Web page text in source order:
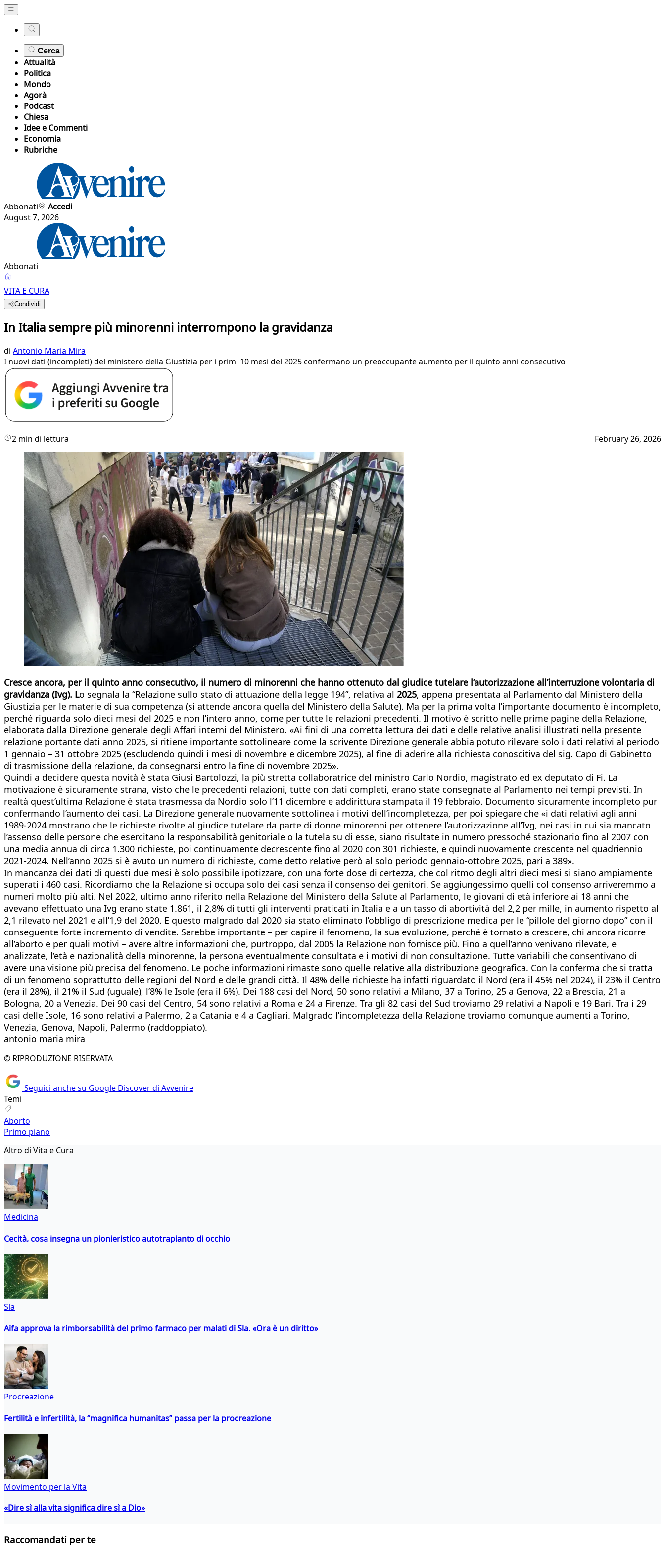
Cerca
Attualità
Politica
Mondo
Agorà
Podcast
Chiesa
Idee e Commenti
Economia
Rubriche
Abbonati
Accedi
August 7, 2026
Abbonati
VITA E CURA
Condividi
In Italia sempre più minorenni interrompono la gravidanza
di Antonio Maria Mira
I nuovi dati (incompleti) del ministero della Giustizia per i primi 10 mesi del 2025 confermano un preoccupante aumento per il quinto anni consecutivo
2 min di lettura February 26, 2026
Cresce ancora, per il quinto anno consecutivo, il numero di minorenni che hanno ottenuto dal giudice tutelare l’autorizzazione all’interruzione volontaria di
gravidanza (Ivg). Lo segnala la “Relazione sullo stato di attuazione della legge 194”, relativa al 2025, appena presentata al Parlamento dal Ministero della
Giustizia per le materie di sua competenza (si attende ancora quella del Ministero della Salute). Ma per la prima volta l’importante documento è incompleto,
perché riguarda solo dieci mesi del 2025 e non l’intero anno, come per tutte le relazioni precedenti. Il motivo è scritto nelle prime pagine della Relazione,
elaborata dalla Direzione generale degli Affari interni del Ministero. «Ai fini di una corretta lettura dei dati e delle relative analisi illustrati nella presente
relazione portante dati anno 2025, si ritiene importante sottolineare come la scrivente Direzione generale abbia potuto rilevare solo i dati relativi al periodo
1 gennaio – 31 ottobre 2025 (escludendo quindi i mesi di novembre e dicembre 2025), al fine di aderire alla richiesta conoscitiva del sig. Capo di Gabinetto
di trasmissione della relazione, da consegnarsi entro la fine di novembre 2025».
Quindi a decidere questa novità è stata Giusi Bartolozzi, la più stretta collaboratrice del ministro Carlo Nordio, magistrato ed ex deputato di Fi. La
motivazione è sicuramente strana, visto che le precedenti relazioni, tutte con dati completi, erano state consegnate al Parlamento nei tempi previsti. In
realtà quest’ultima Relazione è stata trasmessa da Nordio solo l’11 dicembre e addirittura stampata il 19 febbraio. Documento sicuramente incompleto pur
confermando l’aumento dei casi. La Direzione generale nuovamente sottolinea i motivi dell’incompletezza, per poi spiegare che «i dati relativi agli anni
1989-2024 mostrano che le richieste rivolte al giudice tutelare da parte di donne minorenni per ottenere l’autorizzazione all’Ivg, nei casi in cui sia mancato
l’assenso delle persone che esercitano la responsabilità genitoriale o la tutela su di esse, siano risultate in numero pressoché stazionario fino al 2007 con
una media annua di circa 1.300 richieste, poi continuamente decrescente fino al 2020 con 301 richieste, e quindi nuovamente crescente nel quadriennio
2021-2024. Nell’anno 2025 si è avuto un numero di richieste, come detto relative però al solo periodo gennaio-ottobre 2025, pari a 389».
In mancanza dei dati di questi due mesi è solo possibile ipotizzare, con una forte dose di certezza, che col ritmo degli altri dieci mesi si siano ampiamente
superati i 460 casi. Ricordiamo che la Relazione si occupa solo dei casi senza il consenso dei genitori. Se aggiungessimo quelli col consenso arriveremmo a
numeri molto più alti. Nel 2022, ultimo anno riferito nella Relazione del Ministero della Salute al Parlamento, le giovani di età inferiore ai 18 anni che
avevano effettuato una Ivg erano state 1.861, il 2,8% di tutti gli interventi praticati in Italia e a un tasso di abortività del 2,2 per mille, in aumento rispetto al
2,1 rilevato nel 2021 e all’1,9 del 2020. E questo malgrado dal 2020 sia stato eliminato l’obbligo di prescrizione medica per le “pillole del giorno dopo” con il
conseguente forte incremento di vendite. Sarebbe importante – per capire il fenomeno, la sua evoluzione, perché è tornato a crescere, chi ancora ricorre
all’aborto e per quali motivi – avere altre informazioni che, purtroppo, dal 2005 la Relazione non fornisce più. Fino a quell’anno venivano rilevate, e
analizzate, l’età e nazionalità della minorenne, la persona eventualmente consultata e i motivi di non consultazione. Tutte variabili che consentivano di
avere una visione più precisa del fenomeno. Le poche informazioni rimaste sono quelle relative alla distribuzione geografica. Con la conferma che si tratta
di un fenomeno soprattutto delle regioni del Nord e delle grandi città. Il 48% delle richieste ha infatti riguardato il Nord (era il 45% nel 2024), il 23% il Centro
(era il 28%), il 21% il Sud (uguale), l’8% le Isole (era il 6%). Dei 188 casi del Nord, 50 sono relativi a Milano, 37 a Torino, 25 a Genova, 22 a Brescia, 21 a
Bologna, 20 a Venezia. Dei 90 casi del Centro, 54 sono relativi a Roma e 24 a Firenze. Tra gli 82 casi del Sud troviamo 29 relativi a Napoli e 19 Bari. Tra i 29
casi delle Isole, 16 sono relativi a Palermo, 2 a Catania e 4 a Cagliari. Malgrado l’incompletezza della Relazione troviamo comunque aumenti a Torino,
Venezia, Genova, Napoli, Palermo (raddoppiato).
antonio maria mira
© RIPRODUZIONE RISERVATA
Seguici anche su Google Discover di Avvenire
Temi
Aborto
Primo piano
Altro di Vita e Cura
Medicina
Cecità, cosa insegna un pionieristico autotrapianto di occhio
Sla
Aifa approva la rimborsabilità del primo farmaco per malati di Sla. «Ora è un diritto»
Procreazione
Fertilità e infertilità, la “magnifica humanitas” passa per la procreazione
Movimento per la Vita
«Dire sì alla vita significa dire sì a Dio»
Raccomandati per te